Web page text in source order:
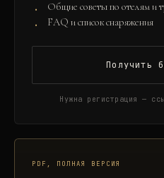
Общие советы по отелям и
FAQ и список снаряжения
Получить
Нужна регистрация —
PDF, ПОЛНАЯ ВЕРСИЯ